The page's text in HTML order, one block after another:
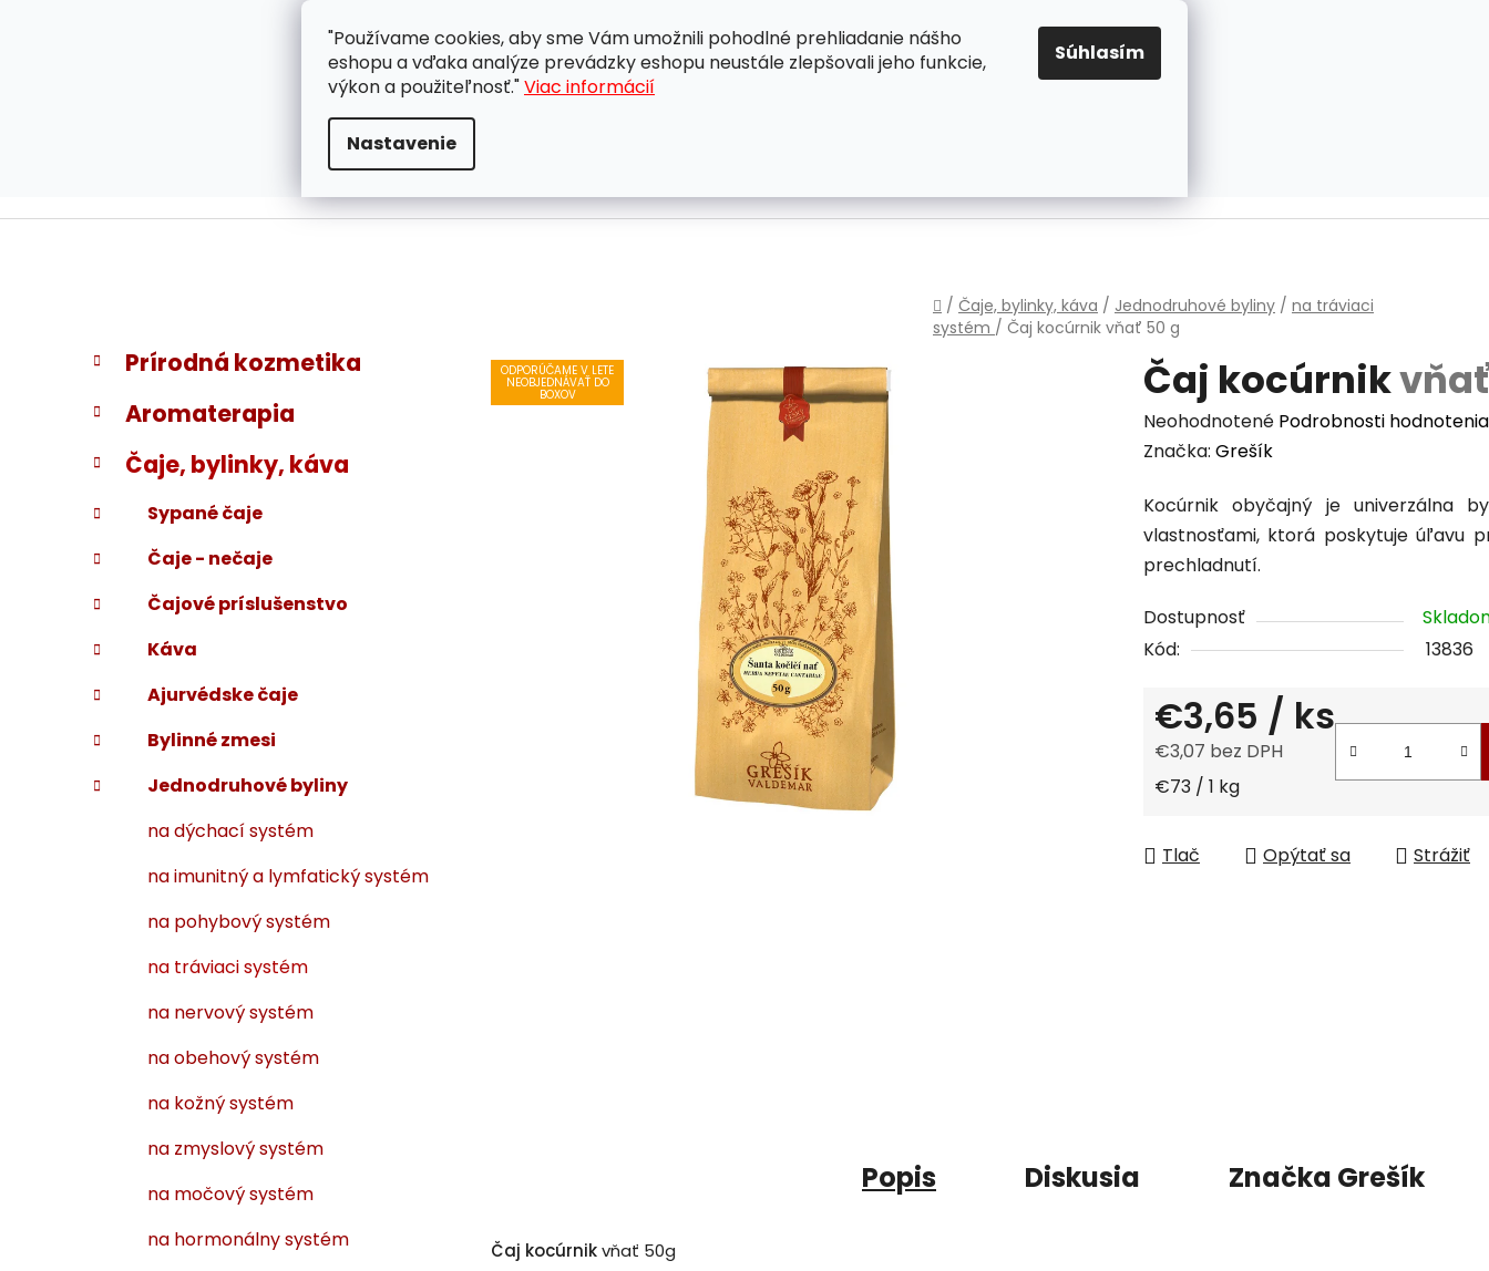
"Používame cookies, aby sme Vám umožnili pohodlné prehliadanie nášho
eshopu a vďaka analýze prevádzky eshopu neustále zlepšovali jeho funkcie,
výkon a použiteľnosť."Viac informácií
Nastavenie
Súhlasím
ZÁKAZNÍCKA PODPORA OBCHODNÉ PODMIENKY OCHRANA OSOBNÝCH ÚDAJOV PRAVIDLÁ PRE COOKIES
EUR
Domov
/ Čaje, bylinky, káva / Jednodruhové byliny / na tráviaci
systém / Čaj kocúrnik vňať 50 g
B
č
ý
a
n
l
Preskočiť
kategórie
K
a
t
e
ó
i
Prírodná kozmetika
Aromaterapia
Čaje, bylinky, káva
Sypané čaje
Čaje - nečaje
Čajové príslušenstvo
Káva
Ajurvédske čaje
Bylinné zmesi
Jednodruhové byliny
na dýchací systém
na imunitný a lymfatický systém
na pohybový systém
na tráviaci systém
na nervový systém
na obehový systém
na kožný systém
na zmyslový systém
na močový systém
na hormonálny systém
Čaj kocúrnik
Priemerné
hodnotenie
je
0,0
z
hviezdičiek.
Neohodnotené Podrobnosti hodnotenia
Značka: Grešík
Kocúrnik obyčajný je univerzálna
vlastnosťami, ktorá poskytuje úľavu
prechladnutí.
Dostupnosť
Kód:
13836
€3,65 / ks
€3,07 bez DPH
Jednotková cena:
€73 / 1 kg
Tlač Opýtať sa Strážiť
ODPORÚČAME V LETE
NEOBJEDNÁVAŤ DO
BOXOV
Popis Diskusia Značka Grešík
Čaj kocúrnikvňať 50g